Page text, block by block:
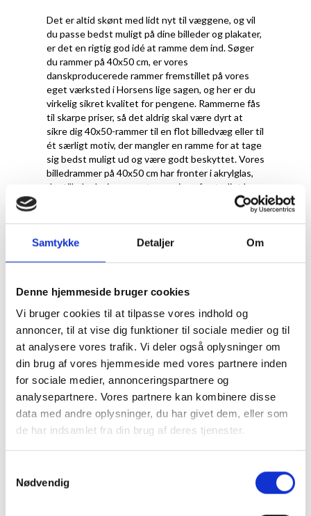
Samtykke Detaljer Om
Denne hjemmeside bruger cookies
Vi bruger cookies til at tilpasse vores indhold og
annoncer, til at vise dig funktioner til sociale medier og til
at analysere vores trafik. Vi deler også oplysninger om
din brug af vores hjemmeside med vores partnere inden
for sociale medier, annonceringspartnere og
analysepartnere. Vores partnere kan kombinere disse
data med andre oplysninger, du har givet dem, eller som
de har indsamlet fra din brug af deres tjenester.
Nødvendig
Det er altid skønt med lidt nyt til væggene, og vil
du passe bedst muligt på dine billeder og plakater,
er det en rigtig god idé at ramme dem ind. Søger
du rammer på 40x50 cm, er vores
danskproducerede rammer fremstillet på vores
eget værksted i Horsens lige sagen, og her er du
virkelig sikret kvalitet for pengene. Rammerne fås
til skarpe priser, så det aldrig skal være dyrt at
sikre dig 40x50-rammer til en flot billedvæg eller til
ét særligt motiv, der mangler en ramme for at tage
sig bedst muligt ud og være godt beskyttet. Vores
billedrammer på 40x50 cm har fronter i akrylglas,
der tillader høj gennemtrængning af naturligt lys
samtidig med en effektiv blokering af UV-stråler
Køb 40x50-rammer
online hos
RammeShoppen
Hos RammeShoppen får du altid hurtig levering af
dine 40x50 cm rammer. Det betyder, at du aldrig
skal vente længe på at kunne få dine nye rammer
hjem, så du kan sætte dine ønskede billeder eller
plakater i rammerne. Søger du rammer i andre
størrelser, kan du også med fordel bruge vores
rammevælger, der med det samme giver dig det